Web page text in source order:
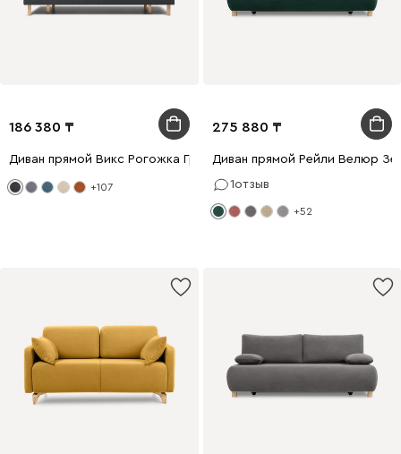
186 380
Диван прямой Викс Рогожка Графитовый
+107
275 880
Диван прямой Рейли Велюр
1отзыв
+52